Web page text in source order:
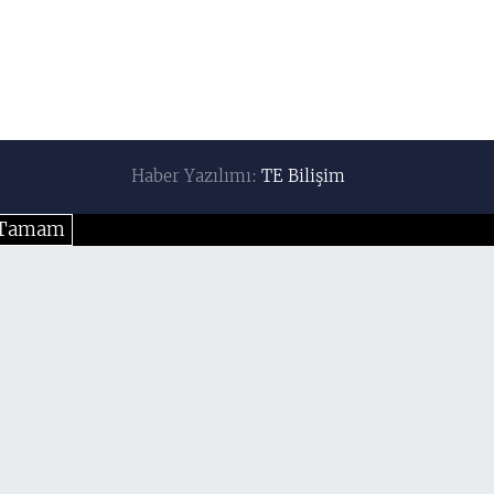
Haber Yazılımı:TE Bilişim